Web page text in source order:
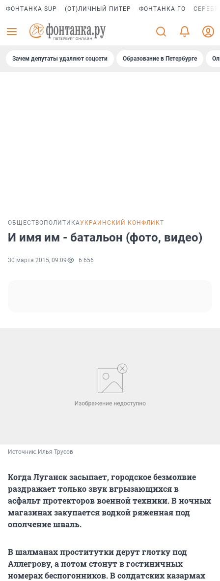
ФОНТАНКА SUP (ОТ)ЛИЧНЫЙ ПИТЕР ФОНТАНКА ГО
Зачем депутаты удаляют соцсети Образование в Петербурге
ОБЩЕСТВО ПОЛИТИКАУКРАИНСКИЙ КОНФЛИКТ
И имя им - батальон (фото, видео)
30 марта 2015, 09:09 6 656
Источник: Илья Трусов
Когда Луганск засыпает, городское безмолвие
раздражает только звук вгрызающихся в
асфальт протекторов военной техники. В ночных
магазинах закупается водкой ряженная под
ополчение шваль.
В шалманах проститутки дерут глотку под
Аллегрову, а потом стонут в гостиничных
номерах беспогонников. В солдатских казармах